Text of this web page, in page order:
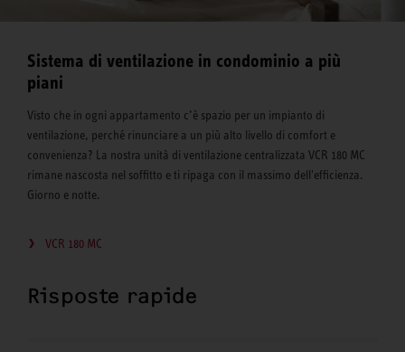
Sistema di ventilazione in condominio a più
piani
Visto che in ogni appartamento c’è spazio per un impianto di
ventilazione, perché rinunciare a un più alto livello di comfort e
convenienza? La nostra unità di ventilazione centralizzata VCR 180 MC
rimane nascosta nel soffitto e ti ripaga con il massimo dell'efficienza.
Giorno e notte.
VCR 180 MC
Risposte rapide